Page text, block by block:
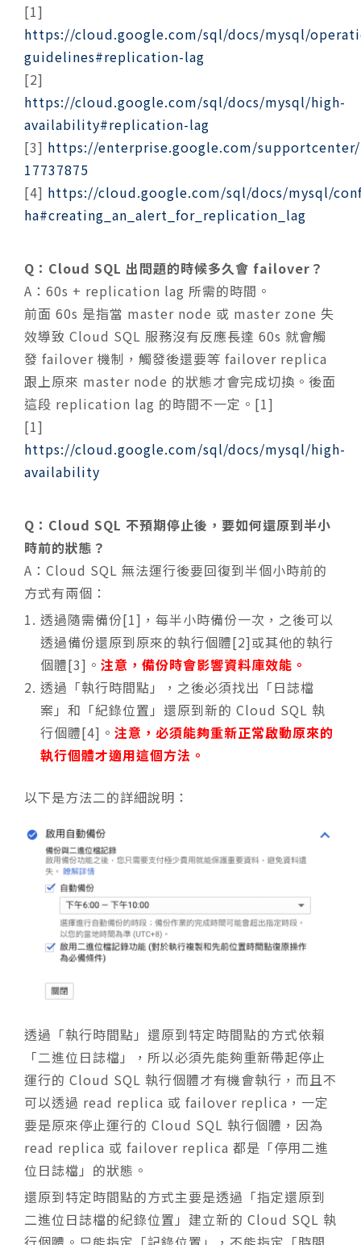
[1]
https://cloud.google.com/sql/docs/mysql/
guidelines#replication-lag
[2]
https://cloud.google.com/sql/docs/mysql/high-
availability#replication-lag
[3] https://enterprise.google.com/supportcenter/
17737875
[4] https://cloud.google.com/sql/docs/mysql/
ha#creating_an_alert_for_replication_lag
Q：Cloud SQL 出問題的時候多久會 failover？
A：60s + replication lag 所需的時間。
前面 60s 是指當 master node 或 master zone 失
效導致 Cloud SQL 服務沒有反應長達 60s 就會觸
發 failover 機制，觸發後還要等 failover replica
跟上原來 master node 的狀態才會完成切換。後面
這段 replication lag 的時間不一定。[1]
[1]
https://cloud.google.com/sql/docs/mysql/high-
availability
Q：Cloud SQL 不預期停止後，要如何還原到半小
時前的狀態？
A：Cloud SQL 無法運行後要回復到半個小時前的
方式有兩個：
透過隨需備份[1]，每半小時備份一次，之後可以
透過備份還原到原來的執行個體[2]或其他的執行
個體[3]。 注意，備份時會影響資料庫效能。
透過「執行時間點」，之後必須找出「日誌檔
案」和「紀錄位置」還原到新的 Cloud SQL 執
行個體[4]。 注意，必須能夠重新正常啟動原來的
執行個體才適用這個方法。
以下是方法二的詳細說明：
透過「執行時間點」還原到特定時間點的方式依賴
「二進位日誌檔」，所以必須先能夠重新帶起停止
運行的 Cloud SQL 執行個體才有機會執行，而且不
可以透過 read replica 或 failover replica，一定
要是原來停止運行的 Cloud SQL 執行個體，因為
read replica 或 failover replica 都是「停用二進
位日誌檔」的狀態。
還原到特定時間點的方式主要是透過「指定還原到
二進位日誌檔的紀錄位置」建立新的 Cloud SQL 執